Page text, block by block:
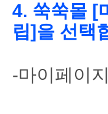
4. 쑥쑥몰 [
립]을 선택
-마이페이지